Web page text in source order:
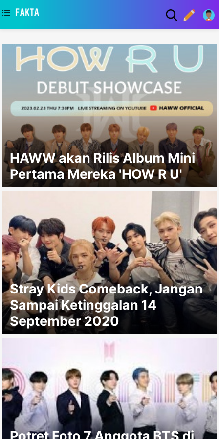
HAWW akan Rilis Album Mini
Pertama Mereka 'HOW R U'
Stray Kids Comeback, Jangan
Sampai Ketinggalan 14
September 2020